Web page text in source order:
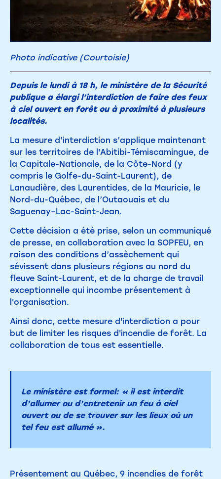
Photo indicative (Courtoisie)
Depuis le lundi à 18 h, le ministère de la Sécurité
publique a élargi l’interdiction de faire des feux
à ciel ouvert en forêt ou à proximité à plusieurs
localités.
La mesure d’interdiction s’applique maintenant
sur les territoires de l'Abitibi-Témiscamingue, de
la Capitale-Nationale, de la Côte-Nord (y
compris le Golfe-du-Saint-Laurent), de
Lanaudière, des Laurentides, de la Mauricie, le
Nord-du-Québec, de l’Outaouais et du
Saguenay–Lac-Saint-Jean.
Cette décision a été prise, selon un communiqué
de presse, en collaboration avec la SOPFEU, en
raison des conditions d’assèchement qui
sévissent dans plusieurs régions au nord du
fleuve Saint-Laurent, et de la charge de travail
exceptionnelle qui incombe présentement à
l'organisation.
Ainsi donc, cette mesure d'interdiction a pour
but de limiter les risques d'incendie de forêt. La
collaboration de tous est essentielle.
Le ministère est formel: « il est interdit
d’allumer ou d’entretenir un feu à ciel
ouvert ou de se trouver sur les lieux où un
tel feu est allumé ».
Présentement au Québec, 9 incendies de forêt